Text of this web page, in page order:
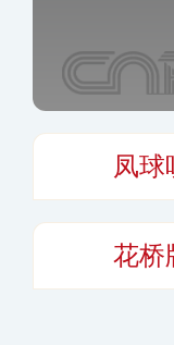
凤球
花桥